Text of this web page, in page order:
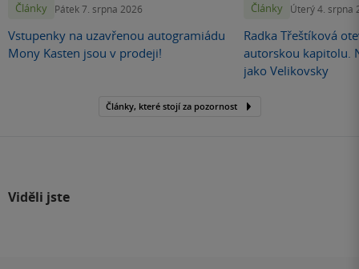
Články Pátek 7. srpna 2026
Vstupenky na uzavřenou autogramiádu
Mony Kasten jsou v prodeji!
Články Úterý 4. srpna
Radka Třeštíková
autorskou kapitolu.
jako Velikovsky
Články, které stojí za pozornost
Viděli jste